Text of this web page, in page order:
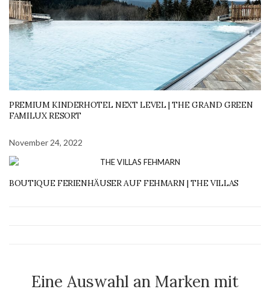
PREMIUM KINDERHOTEL NEXT LEVEL | THE GRAND GREEN
FAMILUX RESORT
November 24, 2022
BOUTIQUE FERIENHÄUSER AUF FEHMARN | THE VILLAS
Eine Auswahl an Marken mit